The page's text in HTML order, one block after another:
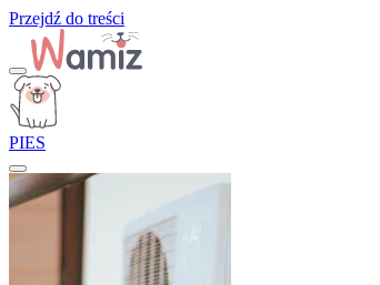
Przejdź do treści
PIES